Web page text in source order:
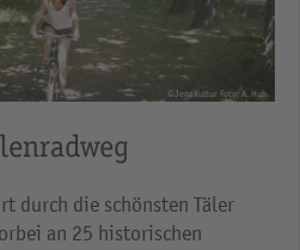
©JenaKultur Foto: A. Hub
durch die schönsten Täler
an 25 historischen